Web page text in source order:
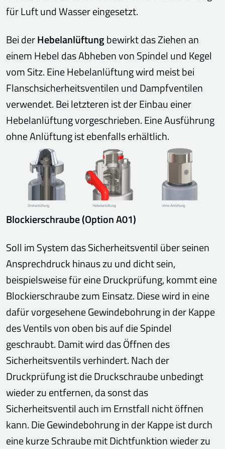
für Luft und Wasser eingesetzt.
Bei derHebelanlüftungbewirkt das Ziehen an
einem Hebel das Abheben von Spindel und Kegel
vom Sitz. Eine Hebelanlüftung wird meist bei
Flanschsicherheitsventilen und Dampfventilen
verwendet. Bei letzteren ist der Einbau einer
Hebelanlüftung vorgeschrieben. Eine Ausführung
ohne Anlüftung ist ebenfalls erhältlich.
Blockierschraube (Option A01)
Soll im System das Sicherheitsventil über seinen
Ansprechdruck hinaus zu und dicht sein,
beispielsweise für eine Druckprüfung, kommt eine
Blockierschraube zum Einsatz. Diese wird in eine
dafür vorgesehene Gewindebohrung in der Kappe
des Ventils von oben bis auf die Spindel
geschraubt. Damit wird das Öffnen des
Sicherheitsventils verhindert. Nach der
Druckprüfung ist die Druckschraube unbedingt
wieder zu entfernen, da sonst das
Sicherheitsventil auch im Ernstfall nicht öffnen
kann. Die Gewindebohrung in der Kappe ist durch
eine kurze Schraube mit Dichtfunktion wieder zu